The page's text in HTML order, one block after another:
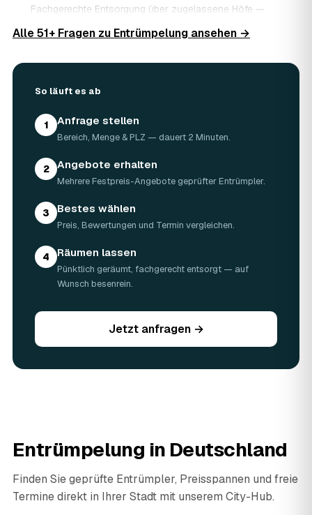
Fachgerechte Entsorgung über zugelassene Höfe —
Nachweis.
Angebote und entscheiden in Ruhe.
Alle 51+ Fragen zu Entrümpelung ansehen →
So läuft es ab
1 Anfrage stellen
Bereich, Menge & PLZ — dauert 2 Minuten.
2 Angebote erhalten
Mehrere Festpreis-Angebote geprüfter Entrümpler.
3 Bestes wählen
Preis, Bewertungen und Termin vergleichen.
4 Räumen lassen
Pünktlich geräumt, fachgerecht entsorgt — auf
Wunsch besenrein.
Jetzt anfragen →
Entrümpelung in Deutschland
Finden Sie geprüfte Entrümpler, Preisspannen und freie
Termine direkt in Ihrer Stadt mit unserem City-Hub.